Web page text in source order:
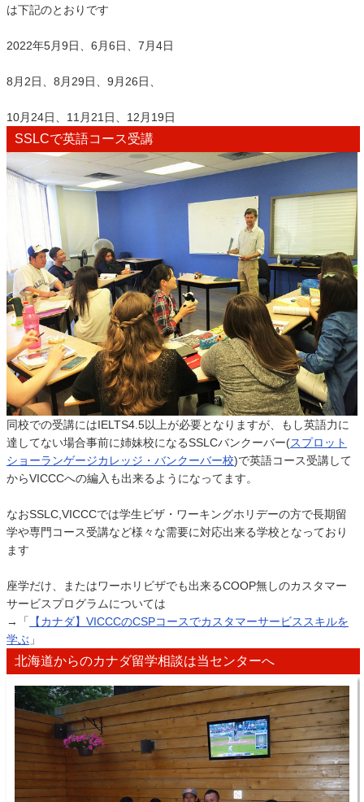
は下記のとおりです
2022年5月9日、6月6日、7月4日
8月2日、8月29日、9月26日、
10月24日、11月21日、12月19日
SSLCで英語コース受講
同校での受講にはIELTS4.5以上が必要となりますが、もし英語力に
達してない場合事前に姉妹校になるSSLCバンクーバー(スプロット
ショーランゲージカレッジ・バンクーバー校)で英語コース受講して
からVICCCへの編入も出来るようになってます。
なおSSLC,VICCCでは学生ビザ・ワーキングホリデーの方で長期留
学や専門コース受講など様々な需要に対応出来る学校となっており
ます
座学だけ、またはワーホリビザでも出来るCOOP無しのカスタマー
サービスプログラムについては
→「
【カナダ】VICCCのCSPコースでカスタマーサービススキルを
学ぶ 」
北海道からのカナダ留学相談は当センターへ